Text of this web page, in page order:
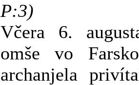
P:3)
Včera 6.
omše vo
archanjela